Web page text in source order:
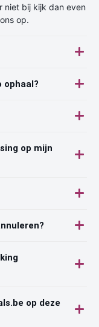
niet bij kijk dan even
op.
ophaal?
op mijn
op deze